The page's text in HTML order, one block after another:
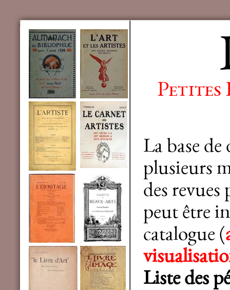
Petites
La base
plusieurs
des revues
peut être
catalogue (
Liste des